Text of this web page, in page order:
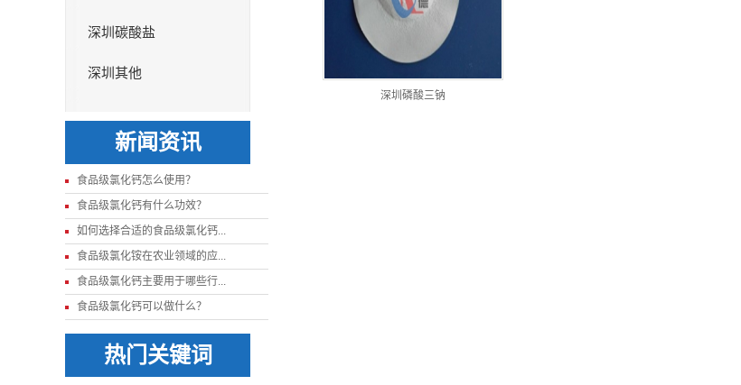
深圳碳酸盐
深圳其他
新闻资讯
食品级氯化钙怎么使用？
食品级氯化钙有什么功效？
如何选择合适的食品级氯化钙...
食品级氯化铵在农业领域的应...
食品级氯化钙主要用于哪些行...
食品级氯化钙可以做什么？
热门关键词
深圳磷酸三钠